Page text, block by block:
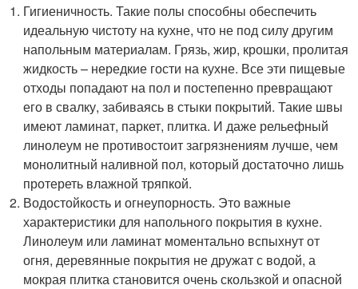
Гигиеничность. Такие полы способны обеспечить
идеальную чистоту на кухне, что не под силу другим
напольным материалам. Грязь, жир, крошки, пролитая
жидкость – нередкие гости на кухне. Все эти пищевые
отходы попадают на пол и постепенно превращают
его в свалку, забиваясь в стыки покрытий. Такие швы
имеют ламинат, паркет, плитка. И даже рельефный
линолеум не противостоит загрязнениям лучше, чем
монолитный наливной пол, который достаточно лишь
протереть влажной тряпкой.
Водостойкость и огнеупорность. Это важные
характеристики для напольного покрытия в кухне.
Линолеум или ламинат моментально вспыхнут от
огня, деревянные покрытия не дружат с водой, а
мокрая плитка становится очень скользкой и опасной